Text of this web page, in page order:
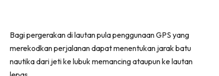
Bagi pergerakan di lautan pula penggunaan GPS yang
merekodkan perjalanan dapat menentukan jarak batu
nautika dari jeti ke lubuk memancing ataupun ke lautan